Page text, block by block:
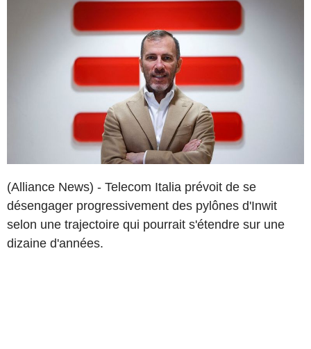
(Alliance News) - Telecom Italia prévoit de se
désengager progressivement des pylônes d'Inwit
selon une trajectoire qui pourrait s'étendre sur une
dizaine d'années.